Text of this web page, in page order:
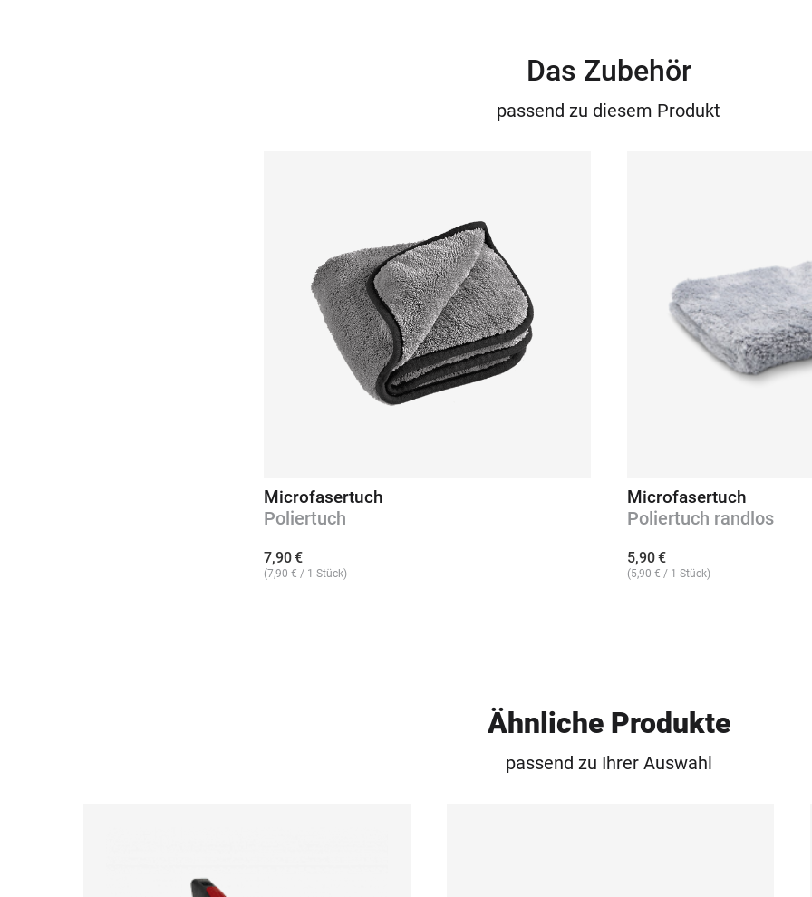
Das Zubehör
passend zu diesem Produkt
Microfasertuch
Poliertuch
7,90€
(7,90 € / 1 Stück)
Microfasertuch
Poliertuch randlos
5,90€
(5,90 € / 1 Stück)
Ähnliche Produkte
passend zu Ihrer Auswahl